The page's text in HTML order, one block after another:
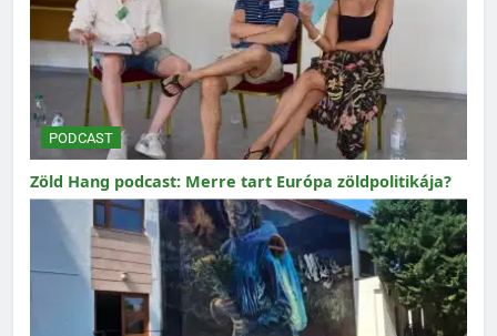
PODCAST
Zöld Hang podcast: Merre tart Európa zöldpolitikája?